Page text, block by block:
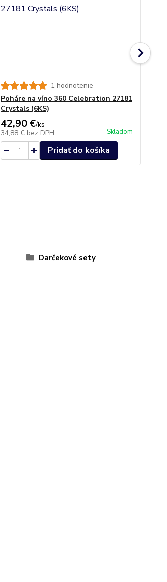
1 hodnotenie
Poháre na víno 360 Celebration 27181
Crystals (6KS)
42,90 €/ks
34,88 € bez DPH Skladom
Pridať do košíka
Darčekové sety